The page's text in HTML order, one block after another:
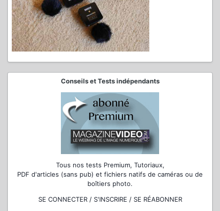
Conseils et Tests indépendants
Tous nos tests Premium, Tutoriaux,
PDF d'articles (sans pub) et fichiers natifs de caméras ou de
boîtiers photo.
SE CONNECTER / S'INSCRIRE / SE RÉABONNER